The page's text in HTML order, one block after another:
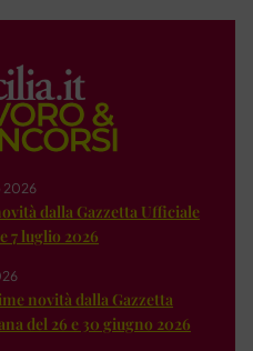
2026
dalla Gazzetta Ufficiale
7 luglio 2026
novità dalla Gazzetta
del 26 e 30 giugno 2026